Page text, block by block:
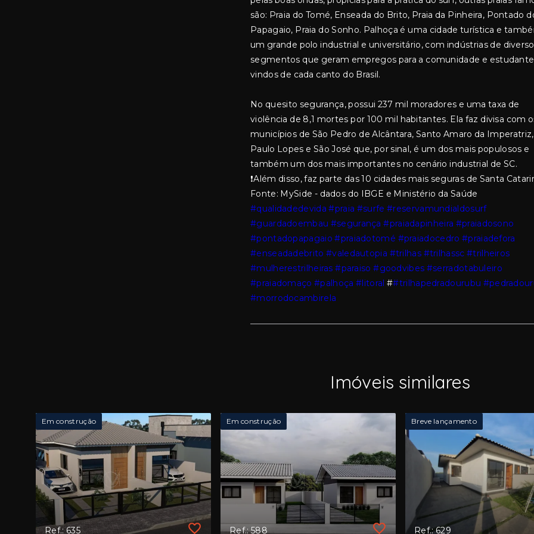
são: Praia do Tomé, Enseada do Brito, Praia da Pinheira, Pontado
Papagaio, Praia do Sonho. Palhoça é uma cidade turística e
um grande polo industrial e universitário, com indústrias de
segmentos que geram empregos para a comunidade e
vindos de cada canto do Brasil.
No quesito segurança, possui 237 mil moradores e uma taxa de
violência de 8,1 mortes por 100 mil habitantes. Ela faz divisa com
municípios de São Pedro de Alcântara, Santo Amaro da Imperatriz,
Paulo Lopes e São José que, por sinal, é um dos mais populosos e
também um dos mais importantes no cenário industrial de SC.
❗Além disso, faz parte das 10 cidades mais seguras de Santa
Fonte: MySide - dados do IBGE e Ministério da Saúde
#qualidadedevida #praia #surfe #reservamundialdosurf
#guardadoembau #segurança #praiadapinheira #praiadosono
#pontadopapagaio #praiadotomé #praiadocedro #praiadefora
#enseadadebrito #valedautopia #trilhas #trilhassc #trilheiros
#mulherestrilheiras #paraiso #goodvibes #serradotabuleiro
#praiadomaço #palhoça #litoral ##trilhapedradourubu
#morrodocambirela
Imóveis similares
Em construção
Ref.: 635
Em construção
Ref.: 588
Breve lançamento
Ref.: 629